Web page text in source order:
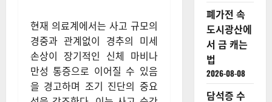
현재 의료계에서는 사고 규모의
경중과 관계없이 경추의 미세
손상이 장기적인 신체 마비나
만성 통증으로 이어질 수 있음
을 경고하며 조기 진단의 중요
폐가전 속
도시광산에
서 금 캐는
법
2026-08-08
담석증 수